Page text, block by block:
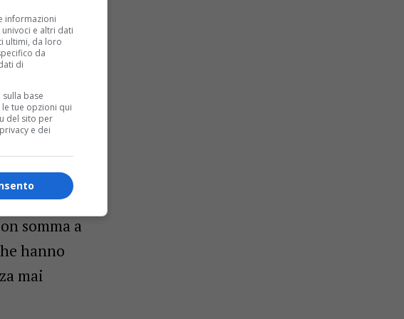
che
alla
visite
su
il sostrato
zia
tessitrice,
somma a
hanno
mai
informazioni
e altri dati
ultimi, da loro
da
di
base
tue opzioni qui
del sito per
e dei